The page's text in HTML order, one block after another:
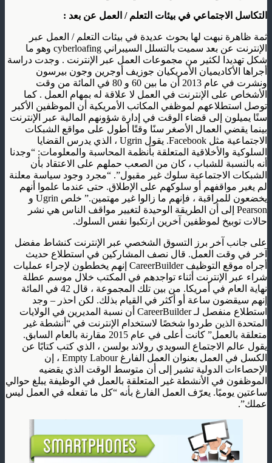
التكاسل الاجتماعي في بيئات التعلم / العمل عن بعد :
ثمة ظاهرة نبهت لها بحوث عديدة في بيئات التعلم / العمل عبر
الإنترنت عن بعد سميت بالتسلل السيبراني cyberloafing وهو ما
شكل تهديدا لكثير من مجموعات العمل عبر الإنترنت . وجدت دراسة
أجراها الأكاديميان الأمريكيان جوزيف أوجرين وجون بيرسون
ونشرت في عام 2013 أن ما بين 60 و 80 في المائة من وقت
الأشخاص على الإنترنت في العمل لا علاقة له بمهام العمل . كما
توصل استطلاعهم لموظفي المكاتب الأمريكية أن الموظفين الأكبر
سنًا يميلون إلى قضاء الوقت في إدارة شؤونهم المالية عبر الإنترنت
بينما يقضي العمال الأصغر سنًا وقتًا أطول على مواقع الشبكات
الاجتماعية مثل Facebook. يقول Ugrin ، الذي يدرس القضايا
السلوكية والأخلاقية المتعلقة بأنظمة المحاسبة والمعلومات: “وجدنا
أنه بالنسبة للشباب ، كان من الصعب حملهم على الاعتقاد بأن
الشبكات الاجتماعية سلوك غير مقبول”. “مجرد وجود سياسة معلنة
لم يغير مواقفهم أو سلوكهم على الإطلاق. حتى عندما علموا أنهم
يخضعون للمراقبة ، فإنهم ما زالوا غير مهتمين.” خلص Ugrin و
Pearson إلى أن الطريقة الوحيدة لتغيير مواقف الناس هي نشر
حالات توبيخ لموظفين آخرين ارتكبوا نفس السلوك.
على جانب آخر برز التسوق الشخصي عبر الإنترنت كنشاط مفضل
آخر في وقت العمل. قال نصف المشاركين في استطلاع حديث
أجراه موقع التوظيف CareerBuilder إنهم يخططون لإجراء عمليات
شراء عبر الإنترنت أثناء تواجدهم في المكتب خلال موسم عطلة
نهاية العام في أمريكا. من بين تلك المجموعة ، قال 42 في المائة
إنهم سيقضون ساعة أو أكثر في القيام بذلك. لكن احذر – وجد
استطلاع منفصل لـ CareerBuilder أن نسبة المديرين في الولايات
المتحدة الذين طردوا شخصًا لاستخدام الإنترنت في “أنشطة غير
متعلقة بالعمل” كانت أعلى في عام 2015 مقارنة بالعام السابق.
يقول عالم الاجتماع السويدي رولاند بولسن ، الذي كتب كتابًا عن
الكسل في العمل بعنوان العمل الفارغ Empty Labour ، إن
الإحصاءات الدولية تشير إلى أن متوسط ​​الوقت الذي يقضيه
الموظفون في الأنشطة غير المتعلقة بالعمل في الوظيفة يبلغ حوالي
ساعتين يوميًا. يعرّف العمل الفارغ بأنه “كل ما تفعله في العمل ليس
عملك”.